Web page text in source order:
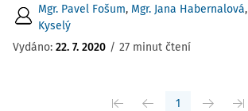
Mgr. Pavel Fošum, Mgr. Jana Habernalová,
Kyselý
Vydáno: 22. 7. 2020 / 27 minut čtení
1